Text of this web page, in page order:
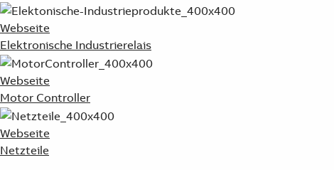
Webseite
Elektronische Industrierelais
Webseite
Motor Controller
Webseite
Netzteile